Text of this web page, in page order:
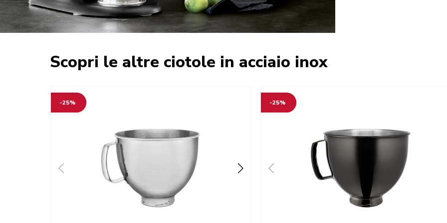
Scopri le altre ciotole in acciaio inox
-25% -25%